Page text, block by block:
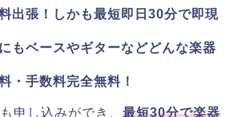
出張！しかも最短即日30分で即現
もベースやギターなどどんな楽器
・手数料完全無料！
申し込みができ、 最短30分で楽器